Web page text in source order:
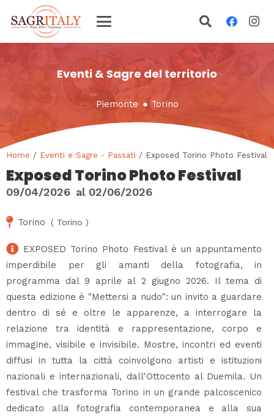
Eventi & Sagre del territorio
Piemonte ● Torino
Home / Eventi e Sagre - Passati / Exposed Torino Photo Festival
Exposed Torino Photo Festival
09/04/2026 al 02/06/2026
Torino ( Torino )
EXPOSED Torino Photo Festival è un appuntamento
imperdibile per gli amanti della fotografia, in
programma dal 9 aprile al 2 giugno 2026. Il tema di
questa edizione è "Mettersi a nudo": un invito a guardare
dentro di sé e oltre le apparenze, a interrogare la
relazione tra identità e rappresentazione, corpo e
immagine, visibile e invisibile. Mostre, incontri ed eventi
diffusi in tutta la città coinvolgono artisti e istituzioni
nazionali e internazionali, dall'Ottocento al Duemila. Un
festival che trasforma Torino in un grande palcoscenico
dedicato alla fotografia contemporanea e alla sua